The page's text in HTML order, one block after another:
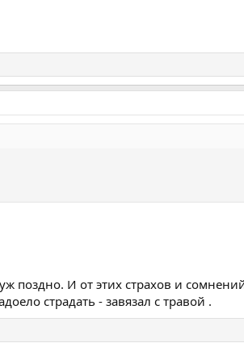
поздно. И от этих страхов и
страдать - завязал с травой .